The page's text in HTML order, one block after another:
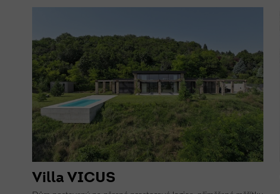
Villa VICUS